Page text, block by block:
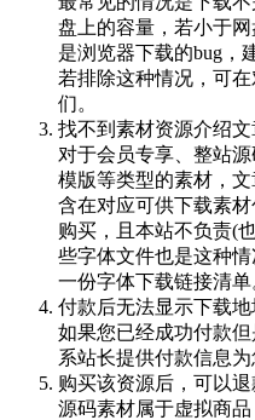
盘上的容量，若小于
是浏览器下载的bug，
若排除这种情况，可
们。
找不到素材资源介绍
对于会员专享、整站
模版等类型的素材，
含在对应可供下载素
购买，且本站不负责(
些字体文件也是这种
一份字体下载链接清单
付款后无法显示下载
如果您已经成功付款
系站长提供付款信息
购买该资源后，可以退
源码素材属于虚拟商